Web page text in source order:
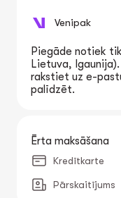
Venipak
Piegāde notiek
Lietuva,
rakstiet uz e-
palīdzēt.
Ērta maksāšana
Kredītkarte
Pārskaitījums